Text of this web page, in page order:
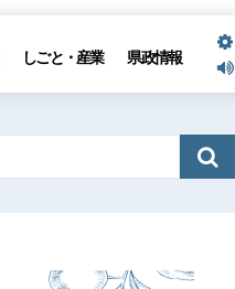
しごと・産業 県政情報